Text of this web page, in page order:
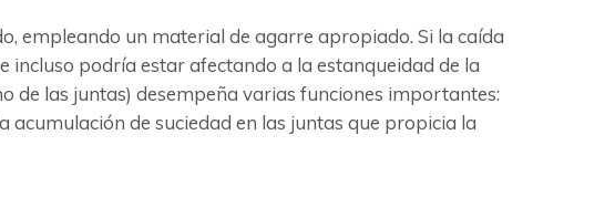
empleando un material de agarre apropiado. Si la caída
incluso podría estar afectando a la estanqueidad de la
de las juntas) desempeña varias funciones importantes:
de suciedad en las juntas que propicia la